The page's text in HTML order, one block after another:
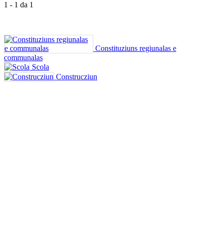
1 - 1 da 1
Constituziuns regiunalas e
communalas
Scola
Construcziun